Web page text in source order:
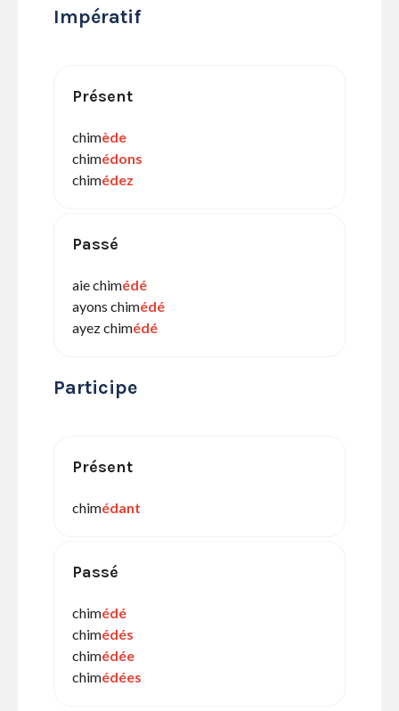
Impératif
Présent
chimède
chimédons
chimédez
Passé
aie chimédé
ayons chimédé
ayez chimédé
Participe
Présent
chimédant
Passé
chimédé
chimédés
chimédée
chimédées